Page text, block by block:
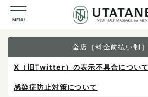
MENU
全店［料金前払い制］
X（旧Twitter）の表示不具合について
感染症防止対策について